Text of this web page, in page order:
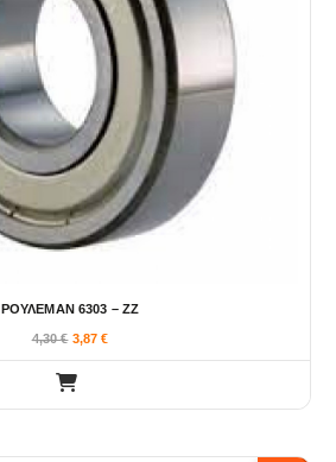
ΡΟΥΛΕΜΑΝ 6303 – ΖΖ
4,30€ 3,87€